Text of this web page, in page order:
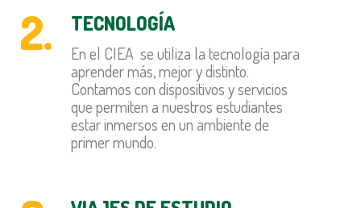
2. TECNOLOGÍA
En el CIEA se utiliza la tecnología para
aprender más, mejor y distinto.
Contamos con dispositivos y servicios
que permiten a nuestros estudiantes
estar inmersos en un ambiente de
primer mundo.